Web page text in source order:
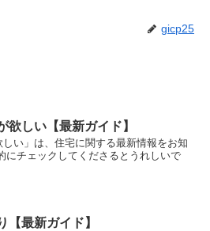
gicp25
欲しい【最新ガイド】
しい」は、住宅に関する最新情報をお知
にチェックしてくださるとうれしいで
【最新ガイド】